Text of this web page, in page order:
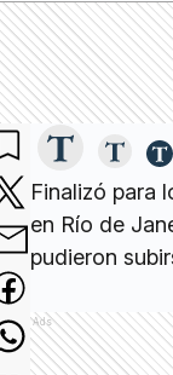
Finalizó para
en Río de
pudieron
Ads